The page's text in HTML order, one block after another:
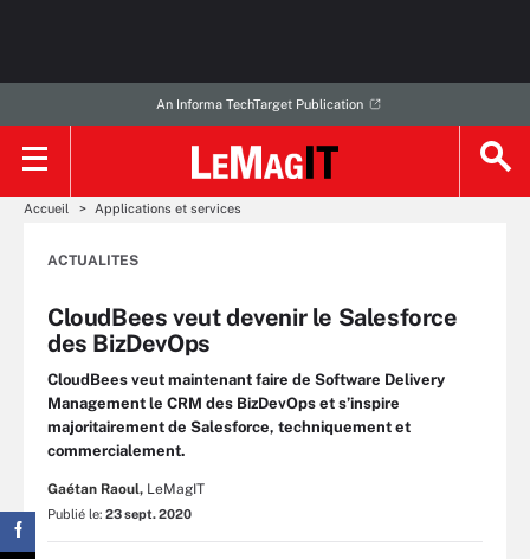
An Informa TechTarget Publication
Accueil Applications et services
ACTUALITES
CloudBees veut devenir le Salesforce
des BizDevOps
CloudBees veut maintenant faire de Software Delivery
Management le CRM des BizDevOps et s’inspire
majoritairement de Salesforce, techniquement et
commercialement.
Gaétan Raoul, LeMagIT
Publié le: 23 sept. 2020